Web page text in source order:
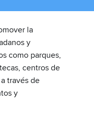
la
y
como parques,
centros de
través de
y